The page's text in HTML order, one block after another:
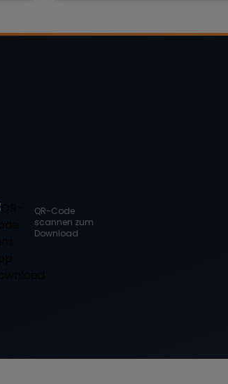
QR-Code
scannen zum
Download